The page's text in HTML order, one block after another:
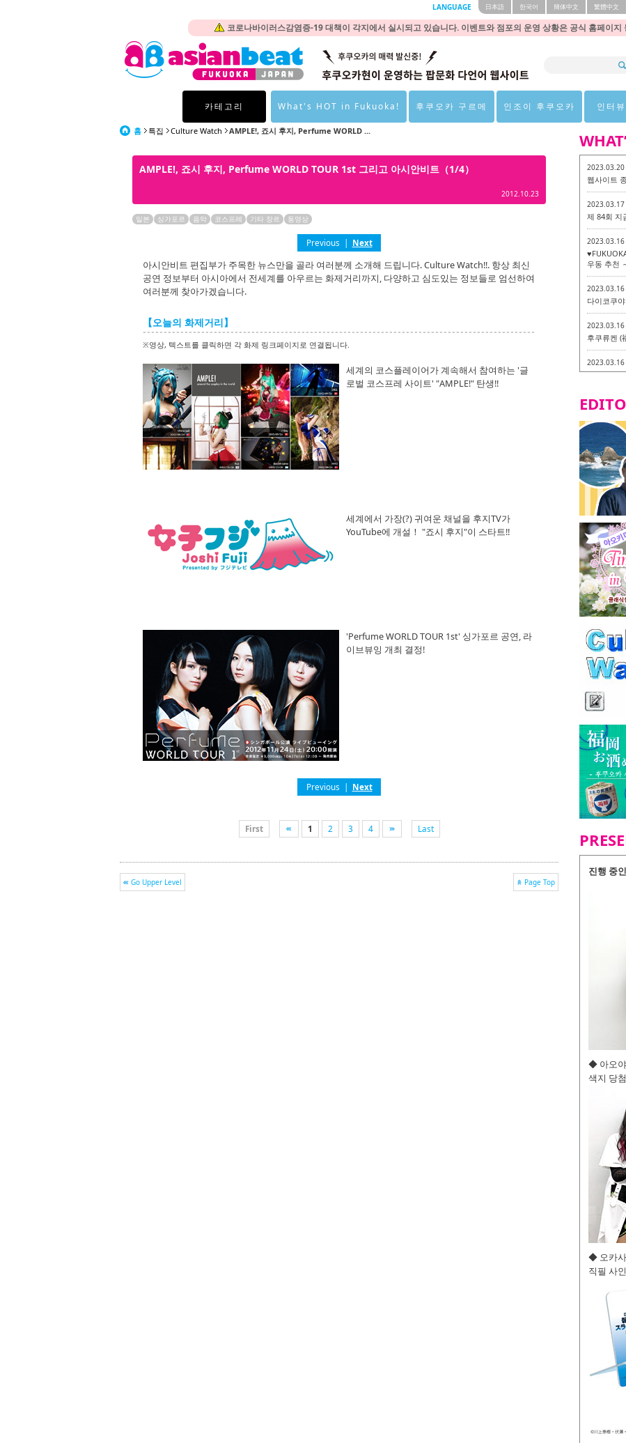
코로나바이러스감염증-19 대책이 각지에서 실시되고 있습니다. 이벤트와 점포의 운영 상황은 공식 홈페이지
LANGUAGE 日本語 한국어 簡体中文 繁體中文
카테고리 What's HOT in Fukuoka! 후쿠오카 구르메 인조이 후쿠오카 인터
홈 특집 Culture Watch AMPLE!, 죠시 후지, Perfume WORLD ...
AMPLE!, 죠시 후지, Perfume WORLD TOUR 1st 그리고 아시안비트（1/4）
2012.10.23
일본 싱가포르 음악 코스프레 기타 장르 동영상
Previous | Next
아시안비트 편집부가 주목한 뉴스만을 골라 여러분께 소개해 드립니다. Culture Watch!!. 항상 최신
공연 정보부터 아시아에서 전세계를 아우르는 화제거리까지, 다양하고 심도있는 정보들로 엄선하여
여러분께 찾아가겠습니다.
【오늘의 화제거리】
※영상, 텍스트를 클릭하면 각 화제 링크페이지로 연결됩니다.
세계의 코스플레이어가 계속해서 참여하는 '글
로벌 코스프레 사이트' "AMPLE!" 탄생!!
세계에서 가장(?) 귀여운 채널을 후지TV가
YouTube에 개설！ "죠시 후지"이 스타트!!
'Perfume WORLD TOUR 1st' 싱가포르 공연, 라
이브뷰잉 개최 결정!
Previous | Next
First 1 2 3 4 Last
Go Upper Level Page Top
2023.03.20
웹사이트
2023.03.17
제 84회 지
2023.03.16
우동 추천
2023.03.16
다이코쿠
2023.03.16
후쿠류켄 (
2023.03.16
후쿠오카
2023.03.07
비건・베
2023.03.07
이소기요
지테리언
2023.03.02
little
카시
2023.02.28
토치쿠켄
진행 중
◆ 아오야
색지 당
◆ 오카
직필 사